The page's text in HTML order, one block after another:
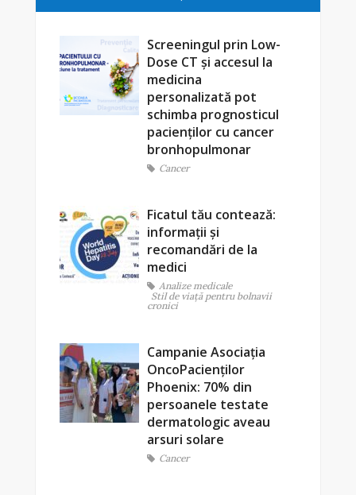
Screeningul prin Low-
Dose CT și accesul la
medicina
personalizată pot
schimba prognosticul
pacienților cu cancer
bronhopulmonar
Cancer
Ficatul tău contează:
informații și
recomandări de la
medici
Analize medicale
Stil de viaţă pentru bolnavii
cronici
Campanie Asociația
OncoPacienților
Phoenix: 70% din
persoanele testate
dermatologic aveau
arsuri solare
Cancer